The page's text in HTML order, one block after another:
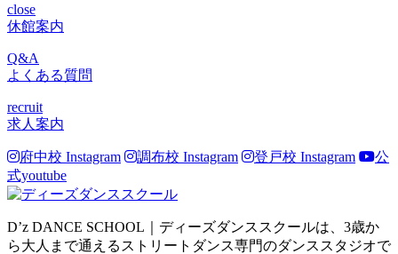
close
休館案内
Q&A
よくある質問
recruit
求人案内
府中校 Instagram 調布校 Instagram 登戸校 Instagram
公
式youtube
D’z DANCE SCHOOL｜ディーズダンススクールは、3歳か
ら大人まで通えるストリートダンス専門のダンススタジオで